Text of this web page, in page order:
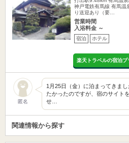
神戸電鉄有馬線 有馬
り送迎あり（要…
営業時間
入浴料金 ～
宿泊 ホテル
楽天トラベルの宿泊プ
匿名
1月25日（金）に泊まってきま
たかったのですが、宿のサイト
せ…
関連情報から探す